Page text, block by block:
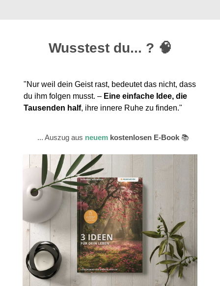
Wusstest du... ? 🧠
"Nur weil dein Geist rast, bedeutet das nicht, dass
du ihm folgen musst. – Eine einfache Idee, die
Tausenden half, ihre innere Ruhe zu finden."
... Auszug aus neuemkostenlosen E-Book📚